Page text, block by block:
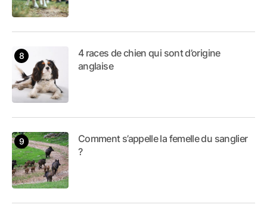
4 races de chien qui sont d’origine
anglaise
Comment s’appelle la femelle du sanglier
?